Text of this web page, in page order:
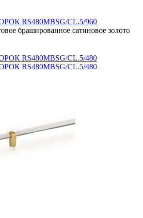
RS480MBSG/CL.5/960
брашированное сатиновое золото
RS480MBSG/CL.5/480
RS480MBSG/CL.5/480